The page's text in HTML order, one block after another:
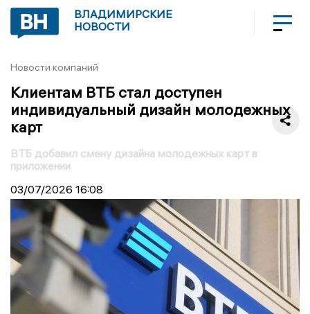
ВЛАДИМИРСКИЕ
НОВОСТИ
Новости компаний
Клиентам ВТБ стал доступен
индивидуальный дизайн молодежных
карт
ВТБ добавил смену дизайна молодежных карт в
приложении
03/07/2026 16:08